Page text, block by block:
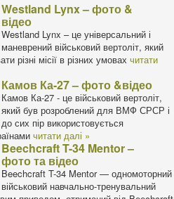
Westland Lynx – фото &
відео
Westland Lynx – це універсальний і
маневрений військовий вертоліт, який
різні місії в різних умовах читати
Камов Ка-27 – фото &відео
Камов Ка-27 - це військовий вертоліт,
який був розроблений для ВМФ СРСР і
до сих пір використовується
читати далі »
Beechcraft T-34 Mentor –
фото та відео
Beechcraft T-34 Mentor — одномоторний
військовий навчально-тренувальний